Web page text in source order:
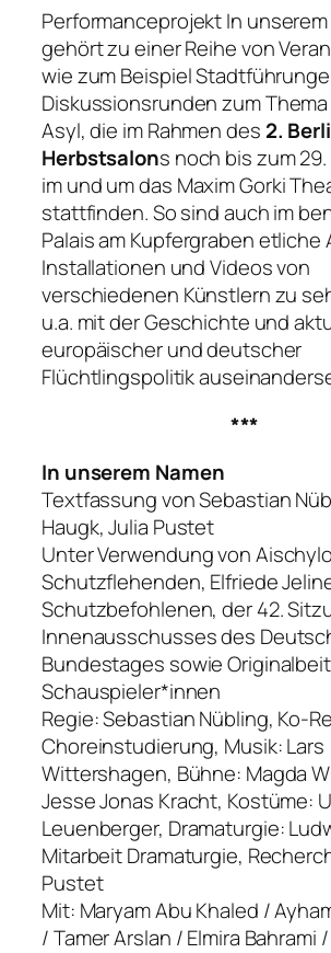
PerformanceprojektIn
gehört zu einer Reihe von
wie zum Beispiel
Diskussionsrunden zum
Asyl, die im Rahmen des 2.
Herbstsalons noch bis zum
im und um das Maxim Gorki
stattfinden. So sind auch im
Palais am Kupfergraben etliche
Installationen und Videos von
verschiedenen Künstlern zu
u.a. mit der Geschichte und
europäischer und deutscher
Flüchtlingspolitik
***
In unserem Namen
Textfassung von Sebastian
Haugk, Julia Pustet
Unter Verwendung von
Schutzflehenden, Elfriede
Schutzbefohlenen, der 42.
Innenausschusses des
Bundestages sowie
Schauspieler*innen
Regie: Sebastian Nübling, Ko-
Choreinstudierung, Musik: Lars
Wittershagen, Bühne: Magda
Jesse Jonas Kracht, Kostüme:
Leuenberger, Dramaturgie:
Mitarbeit Dramaturgie,
Pustet
Mit: Maryam Abu Khaled /
/ Tamer Arslan / Elmira Bahrami